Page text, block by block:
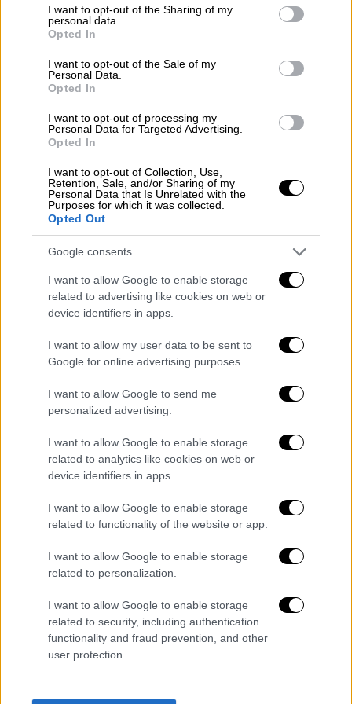
not limited to your visit or usage behaviour. You may click to
grant or deny consent to Google and its third-party tags to
use your data for below specified purposes in below Google
consent section.
I want to opt-out of the Sharing of my
personal data.
Opted In
I want to opt-out of the Sale of my
Personal Data.
Opted In
I want to opt-out of processing my
Personal Data for Targeted Advertising.
Opted In
I want to opt-out of Collection, Use,
Retention, Sale, and/or Sharing of my
Personal Data that Is Unrelated with the
Purposes for which it was collected.
Opted Out
Google consents
I want to allow Google to enable storage
related to advertising like cookies on web or
device identifiers in apps.
I want to allow my user data to be sent to
Google for online advertising purposes.
I want to allow Google to send me
personalized advertising.
I want to allow Google to enable storage
related to analytics like cookies on web or
device identifiers in apps.
I want to allow Google to enable storage
related to functionality of the website or app.
I want to allow Google to enable storage
related to personalization.
I want to allow Google to enable storage
related to security, including authentication
functionality and fraud prevention, and other
user protection.
ο γυμναστής συνήθιζε να τής στέλνει
μηνύματαζητώντας της να γυρίσει πίσω και
απειλώντας την ότι θα αυτοκτονήσει.
ΔΙΑΒΑΣΤΕ ΕΠΙΣΗΣ
Ελλάδα|02.06.2022 14:56
Αυτοκτονία 50χρονου γυμναστή στη
Θεσσαλονίκη: Τι απαντά η Γεωργία
Μπίκα σε όσους προσπαθούν να την
εμπλέξουν στην υπόθεση
Ελλάδα|02.06.2022 23:15
Κυκλώματα εξαπάτησης
επιχειρηματιών κατήγγειλε πριν
αυτοκτονήσει ο 50χρονος γυμναστής
από τη Θεσσαλονίκη
Σε ένα από αυτά τα μηνύματα, τον Μάιο του
ο γυμναστής έγραψε
στην πίσω όψη του πιστοποιητικού
εμβολιασμού του, αναφέρει ότι σκέφτεται
ευθύνεται μόνο η ψυχική ασθένειά του.
Όπως σημειώνει ο κ. Κόλτσης, η
συμπεριφορά του αυτόχειρα, από τον
περασμένο Μάιο έγινε πιο εχθρική απέναντι
στη γυναίκα, στην οποία και ανέφερε ότι θα
την εκδικηθεί.
Έστειλε πορνογραφικό υλικό με
ίδια να το γνωρίζει